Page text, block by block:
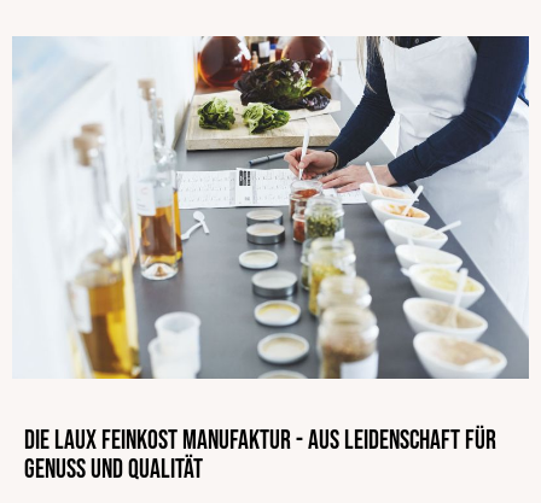
Die LAUX Feinkost Manufaktur - Aus Leidenschaft für
Genuss und Qualität